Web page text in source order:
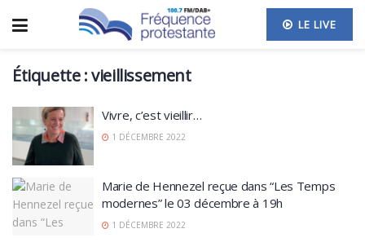
LE LIVE
Étiquette :vieillissement
Vivre, c’est vieillir…
1 DÉCEMBRE 2022
Marie de Hennezel reçue dans “Les Temps
modernes” le 03 décembre à 19h
1 DÉCEMBRE 2022